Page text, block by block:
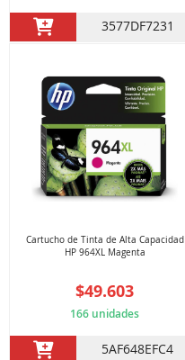
3577DF7231
Cartucho de Tinta de Alta Capacidad
HP 964XL Magenta
$49.603
166 unidades
5AF648EFC4